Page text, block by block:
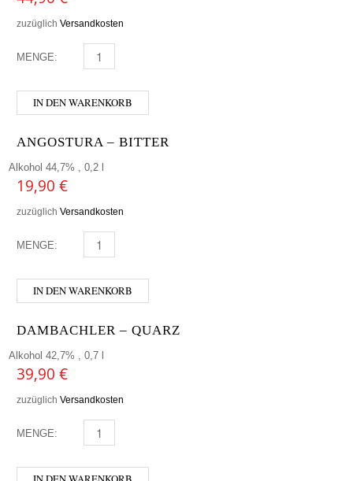
zuzüglich Versandkosten
MENGE: PINAQ - ORIGINAL MENGE
IN DEN WARENKORB
ANGOSTURA – BITTER
Alkohol 44,7% , 0,2 l
19,90 €
zuzüglich Versandkosten
MENGE: ANGOSTURA - BITTER MENGE
IN DEN WARENKORB
DAMBACHLER – QUARZ
Alkohol 42,7% , 0,7 l
39,90 €
zuzüglich Versandkosten
MENGE: DAMBACHLER - QUARZ MENGE